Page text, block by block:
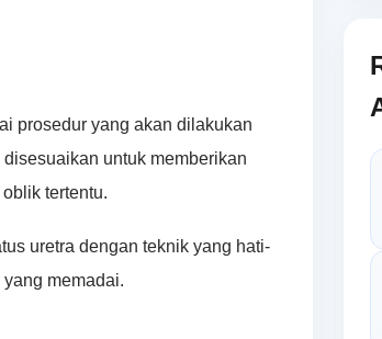
prosedur yang akan dilakukan
untuk memberikan
tertentu.
uretra dengan teknik yang hati-
memadai.